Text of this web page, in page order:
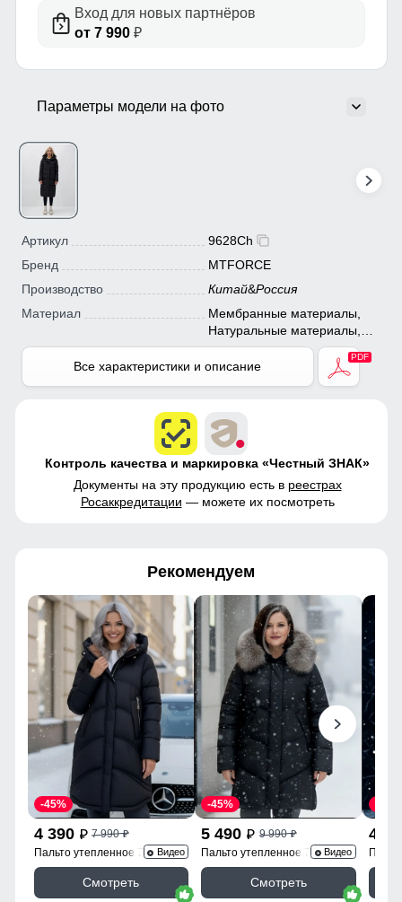
Вход для новых партнёров
от 7 990₽
Параметры модели на фото
Артикул
9628Ch
Бренд
MTFORCE
Производство
Китай&Россия
Материал
Мембранные материалы,
Натуральные материалы,
Полиэстер, Плащевка,
Тефлон, Ткань, Экологичные
Все характеристики и описание
Контроль качества и маркировка «Честный ЗНАК»
Документы на эту продукцию есть в реестрах
Росаккредитации — можете их посмотреть
Рекомендуем
4 390 p 7 990p
-45%
Пальто утепленное 7747Ch
Видео
Смотреть
5 490 p 9 990p
-45%
Пальто утепленное 7745Ch
Видео
Смотреть
4